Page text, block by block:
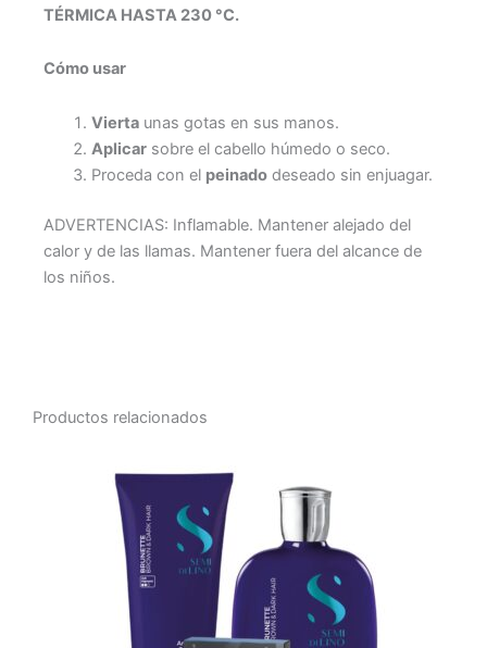
TÉRMICA HASTA 230 °C.
Cómo usar
Viertaunas gotas en sus manos.
Aplicarsobre el cabello húmedo o seco.
Proceda con el peinadodeseado sin enjuagar.
ADVERTENCIAS: Inflamable. Mantener alejado del
calor y de las llamas. Mantener fuera del alcance de
los niños.
Productos relacionados